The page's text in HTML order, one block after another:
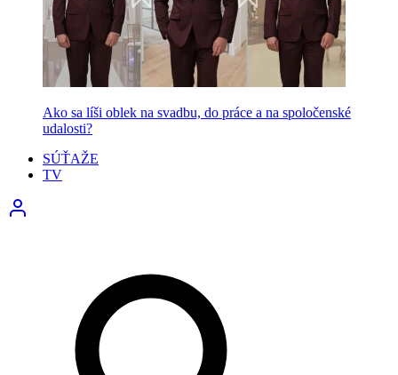
Ako sa líši oblek na svadbu, do práce a na spoločenské
udalosti?
SÚŤAŽE
TV